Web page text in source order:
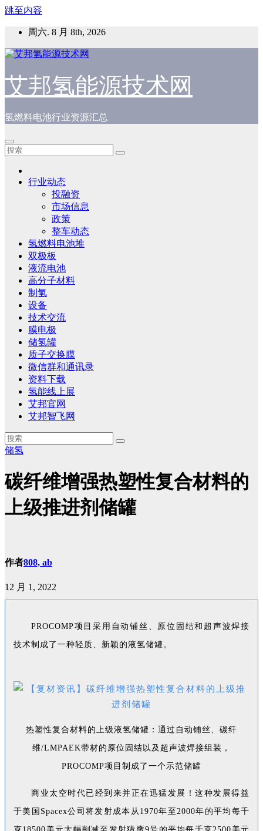
跳至内容
周六. 8 月 8th, 2026
艾邦氢能源技术网
氢燃料电池行业资源汇总
行业动态
投融资
市场信息
政策
整车动态
氢燃料电池堆
双极板
液流电池
高分子材料
制氢
设备
技术交流
膜电极
储氢罐
质子交换膜
微信群和通讯录
资料下载
氢能线上展
艾邦官网
艾邦智飞网
储氢
碳纤维增强热塑性复合材料的
上级推进剂储罐
作者808, ab
12 月 1, 2022
PROCOMP项目采用自动铺丝、原位固结和超声波焊接
技术制成了一种轻质、新颖的液氢储罐。
热塑性复合材料的上级液氢储罐：通过自动铺丝、碳纤
维/LMPAEK带材的原位固结以及超声波焊接组装，
PROCOMP项目制成了一个示范储罐
商业太空时代已经到来并正在迅猛发展！这种发展得益
于美国Spacex公司将发射成本从1970年至2000年的平均每千